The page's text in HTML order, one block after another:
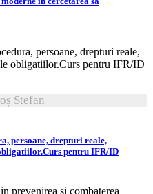
Stefan
persoane, drepturi reale,
pentru IFR/ID